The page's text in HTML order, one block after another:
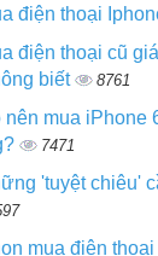
điện thoại
điện thoại cũ
biết
8761
nên mua iPhone
7471
'tuyệt chiêu'
mua điện